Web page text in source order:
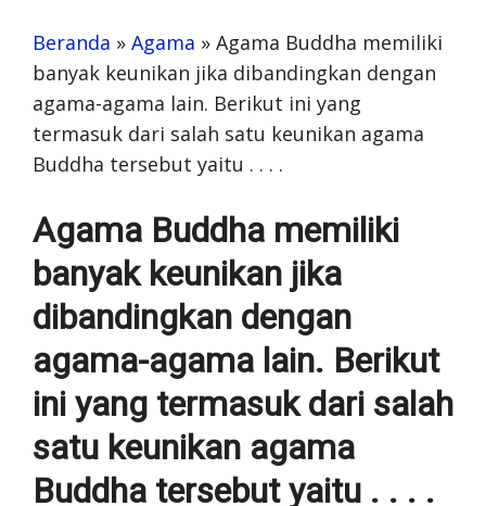
Beranda » Agama » Agama Buddha memiliki
banyak keunikan jika dibandingkan dengan
agama-agama lain. Berikut ini yang
termasuk dari salah satu keunikan agama
Buddha tersebut yaitu . . . .
Agama Buddha memiliki
banyak keunikan jika
dibandingkan dengan
agama-agama lain. Berikut
ini yang termasuk dari salah
satu keunikan agama
Buddha tersebut yaitu . . . .